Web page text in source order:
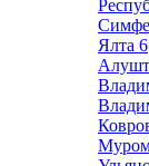
Ялта 6